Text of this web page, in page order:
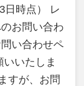
日時点） レ
お問い合わ
い合わせペ
いたしま
すが、お問